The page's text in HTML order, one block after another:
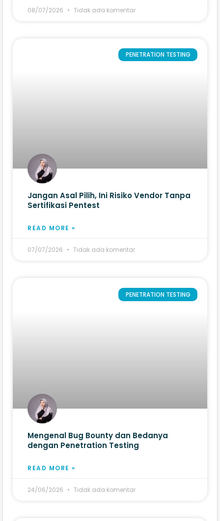
08/07/2026 Tidak ada komentar
PENETRATION TESTING
Jangan Asal Pilih, Ini Risiko Vendor Tanpa
Sertifikasi Pentest
READ MORE »
07/07/2026 Tidak ada komentar
PENETRATION TESTING
Mengenal Bug Bounty dan Bedanya
dengan Penetration Testing
READ MORE »
24/06/2026 Tidak ada komentar